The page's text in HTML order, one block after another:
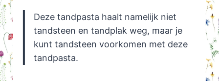
Deze tandpasta haalt namelijk niet
tandsteen en tandplak weg, maar je
kunt tandsteen voorkomen met deze
tandpasta.